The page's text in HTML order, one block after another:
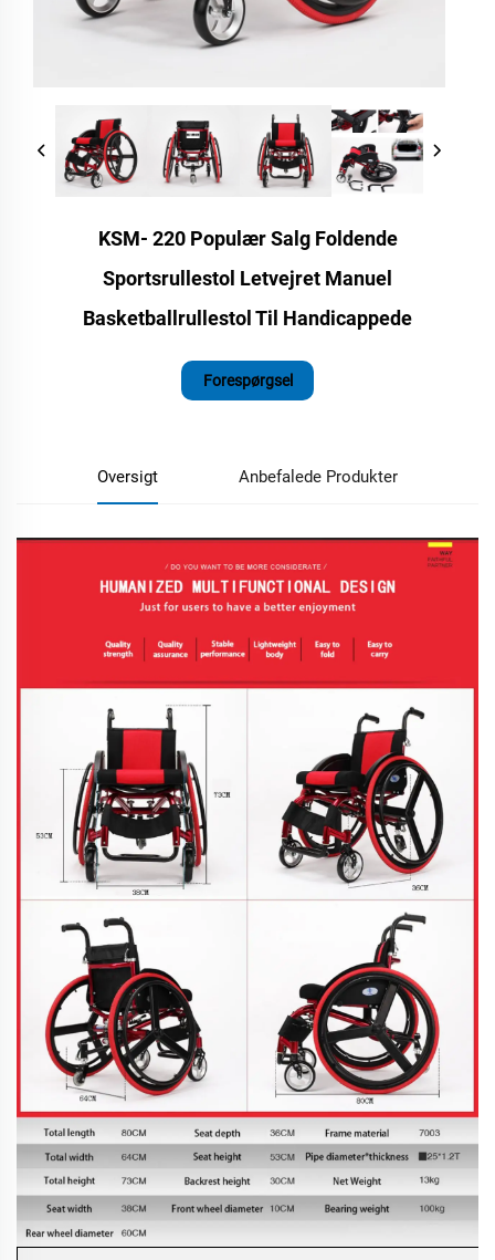
KSM- 220 Populær Salg Foldende
Sportsrullestol Letvejret Manuel
Basketballrullestol Til Handicappede
Forespørgsel
Oversigt Anbefalede Produkter